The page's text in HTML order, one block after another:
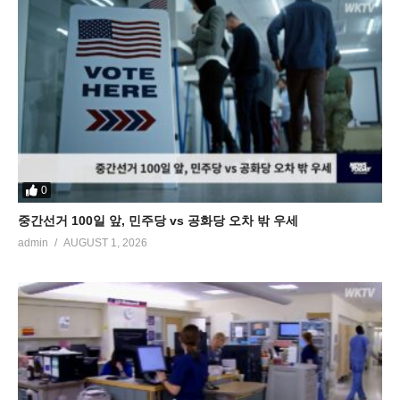
0
중간선거 100일 앞, 민주당 vs 공화당 오차 밖 우세
admin AUGUST 1, 2026